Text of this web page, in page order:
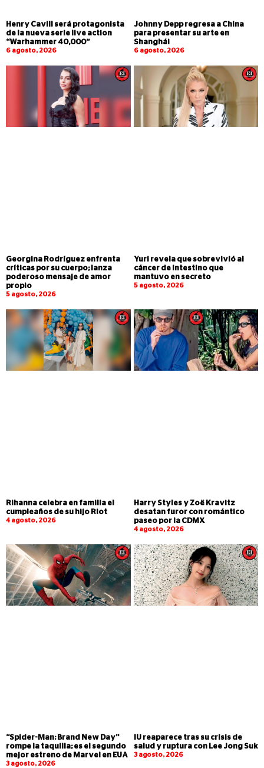
Henry Cavill será protagonista
de la nueva serie live action
“Warhammer 40,000”
6 agosto, 2026
Johnny Depp regresa a China
para presentar su arte en
Shanghái
6 agosto, 2026
Georgina Rodríguez enfrenta
críticas por su cuerpo; lanza
poderoso mensaje de amor
propio
5 agosto, 2026
Yuri revela que sobrevivió al
cáncer de intestino que
mantuvo en secreto
5 agosto, 2026
Rihanna celebra en familia el
cumpleaños de su hijo Riot
4 agosto, 2026
Harry Styles y Zoë Kravitz
desatan furor con romántico
paseo por la CDMX
4 agosto, 2026
“Spider-Man: Brand New Day”
rompe la taquilla; es el segundo
mejor estreno de Marvel en EUA
3 agosto, 2026
IU reaparece tras su crisis de
salud y ruptura con Lee Jong Suk
3 agosto, 2026